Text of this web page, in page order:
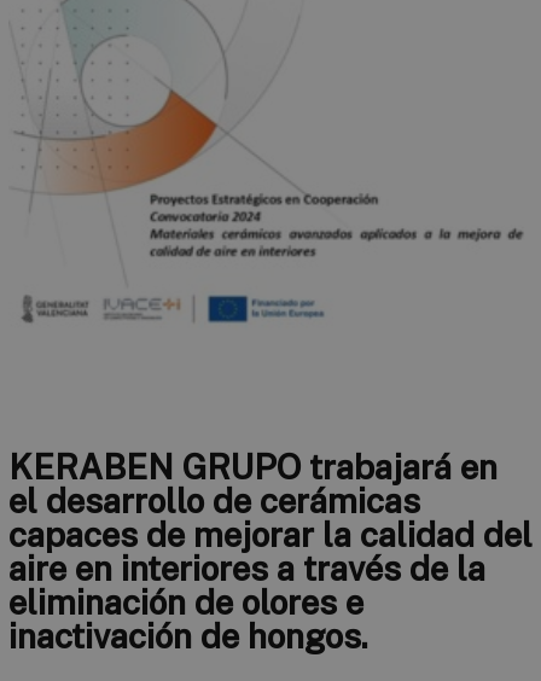
KERABEN GRUPO trabajará en
el desarrollo de cerámicas
capaces de mejorar la calidad del
aire en interiores a través de la
eliminación de olores e
inactivación de hongos.